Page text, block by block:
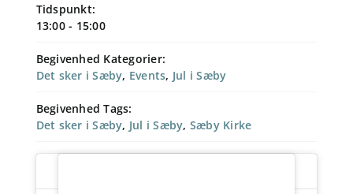
Tidspunkt:
13:00 - 15:00
Begivenhed Kategorier:
Det sker i Sæby, Events, Jul i Sæby
Begivenhed Tags:
Det sker i Sæby, Jul i Sæby, Sæby Kirke